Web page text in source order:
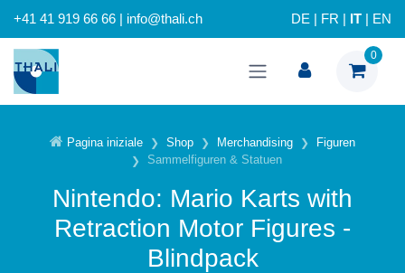
+41 41 919 66 66 | info@thali.ch DE FR IT EN
0
Pagina iniziale Shop Merchandising
Figuren
Sammelfiguren & Statuen
Nintendo: Mario Karts with
Retraction Motor Figures -
Blindpack